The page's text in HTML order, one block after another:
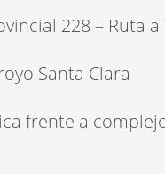
228 – Ruta a
Santa Clara
frente a